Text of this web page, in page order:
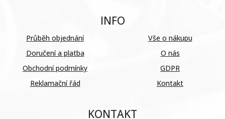
INFO
Průběh objednání
Doručení a platba
Obchodní podmínky
Reklamační řád
Vše o nákupu
O nás
GDPR
Kontakt
KONTAKT